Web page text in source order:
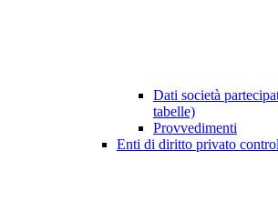
Dati società
tabelle)
Provvedimenti
Enti di diritto privato